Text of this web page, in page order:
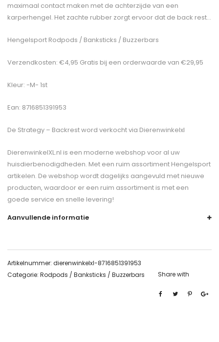
maximaal contact maken met de achterzijde van een
karperhengel. Het zachte rubber zorgt ervoor dat de back rest…
Hengelsport Rodpods / Banksticks / Buzzerbars
Verzendkosten: €4,95 Gratis bij een orderwaarde van €29,95
Kleur: -M- 1st
Ean: 8716851391953
De Strategy – Backrestword verkocht via Dierenwinkelxl
DierenwinkelXL.nl is een moderne webshop voor al uw
huisdierbenodigdheden. Met een ruim assortiment Hengelsport
artikelen. De webshop wordt dagelijks aangevuld met nieuwe
producten, waardoor er een ruim assortiment is met een
goede service en snelle levering!
Aanvullende informatie
Artikelnummer: dierenwinkelxl-8716851391953
Categorie: Rodpods / Banksticks / Buzzerbars Share with